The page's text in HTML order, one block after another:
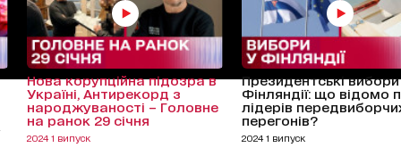
Нова корупційна підозра в
Україні, Антирекорд з
народжуваності – Головне
на ранок 29 січня
2024 1 випуск
Президентські
Фінляндії: що відомо
лідерів
перегонів?
2024 1 випуск